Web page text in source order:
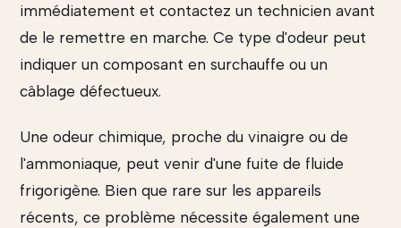
immédiatement et contactez un technicien avant
de le remettre en marche. Ce type d'odeur peut
indiquer un composant en surchauffe ou un
câblage défectueux.
Une odeur chimique, proche du vinaigre ou de
l'ammoniaque, peut venir d'une fuite de fluide
frigorigène. Bien que rare sur les appareils
récents, ce problème nécessite également une